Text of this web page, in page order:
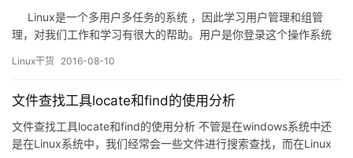
Linux是一个多用户多任务的系统 ，因此学习用户管理和组管
理，对我们工作和学习有很大的帮助。用户是你登录这个操作系统
以你掌握这些，对你的工作有很好的帮助。 用户账号管理
Linux干货 2016-08-10
文件查找工具locate和find的使用分析
文件查找工具locate和find的使用分析 不管是在windows系统中还
是在Linux系统中，我们经常会一些文件进行搜索查找，而在Linux